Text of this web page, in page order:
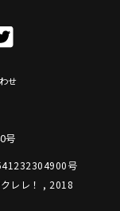
せ
号
号
レレ！ , 2018